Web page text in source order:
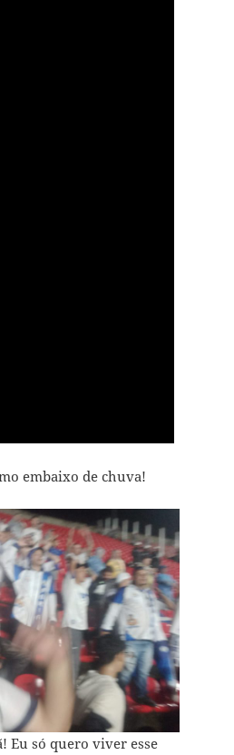
embaixo de chuva!
Eu só quero viver esse